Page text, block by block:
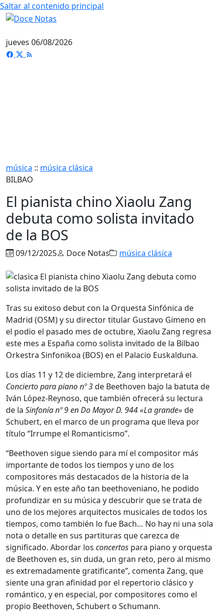
Saltar al contenido principal
jueves 06/08/2026
música :: música clásica
BILBAO
El pianista chino Xiaolu Zang
debuta como solista invitado
de la BOS
09/12/2025 Doce Notas música clásica
Tras su exitoso debut con la Orquesta Sinfónica de
Madrid (OSM) y su director titular Gustavo Gimeno en
el podio el pasado mes de octubre, Xiaolu Zang regresa
este mes a España como solista invitado de la Bilbao
Orkestra Sinfonikoa (BOS) en el Palacio Euskalduna.
Los días 11 y 12 de diciembre, Zang interpretará el
Concierto para piano nº 3de Beethoven bajo la batuta de
Iván López-Reynoso, que también ofrecerá su lectura
de la Sinfonía nº 9 en Do Mayor D. 944 «La grande» de
Schubert, en el marco de un programa que lleva por
título “Irrumpe el Romanticismo”.
“Beethoven sigue siendo para mí el compositor más
importante de todos los tiempos y uno de los
compositores más destacados de la historia de la
música. Y en este año tan beethoveniano, he podido
profundizar en su música y descubrir que se trata de
uno de los mejores arquitectos musicales de todos los
tiempos, como también lo fue Bach… No hay ni una sola
nota o detalle en sus partituras que carezca de
significado. Abordar los concertos para piano y orquesta
de Beethoven es, sin duda, un gran reto, pero al mismo
es extremadamente gratificante”, comenta Zang, que
siente una gran afinidad por el repertorio clásico y
romántico, y en especial, por compositores como el
propio Beethoven, Schubert o Schumann.